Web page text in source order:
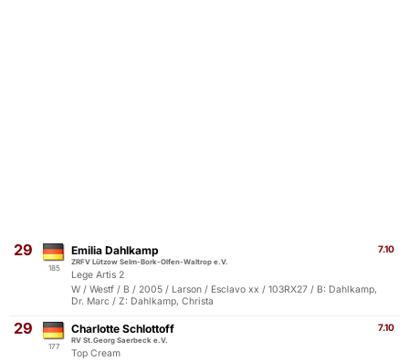
29
185
7.10
Emilia Dahlkamp
ZRFV Lützow Selm-Bork-Olfen-Waltrop e.V.
Lege Artis 2
W / Westf / B / 2005 / Larson / Esclavo xx / 103RX27 / B: Dahlkamp,
Dr. Marc / Z: Dahlkamp, Christa
29
177
7.10
Charlotte Schlottoff
RV St.Georg Saerbeck e.V.
Top Cream